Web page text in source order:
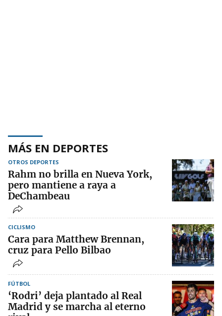
MÁS EN DEPORTES
OTROS DEPORTES
Rahm no brilla en Nueva York,
pero mantiene a raya a
DeChambeau
CICLISMO
Cara para Matthew Brennan,
cruz para Pello Bilbao
FÚTBOL
‘Rodri’ deja plantado al Real
Madrid y se marcha al eterno